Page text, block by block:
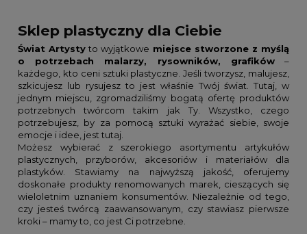
Sklep plastyczny dla Ciebie
Świat Artysty to wyjątkowe miejsce stworzone z myślą
o potrzebach malarzy, rysowników, grafików–
każdego, kto ceni sztuki plastyczne. Jeśli tworzysz, malujesz,
szkicujesz lub rysujesz to jest właśnie Twój świat. Tutaj, w
jednym miejscu, zgromadziliśmy bogatą ofertę produktów
potrzebnych twórcom takim jak Ty. Wszystko, czego
potrzebujesz, by za pomocą sztuki wyrażać siebie, swoje
emocje i idee, jest tutaj.
Możesz wybierać z szerokiego asortymentu artykułów
plastycznych, przyborów, akcesoriów i materiałów dla
plastyków. Stawiamy na najwyższą jakość, oferujemy
doskonałe produkty renomowanych marek, cieszących się
wieloletnim uznaniem konsumentów. Niezależnie od tego,
czy jesteś twórcą zaawansowanym, czy stawiasz pierwsze
kroki – mamy to, co jest Ci potrzebne.